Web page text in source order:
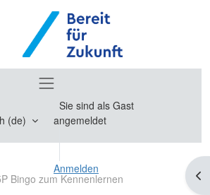
‎(de)‎
Sie sind als Gast
angemeldet
Anmelden
Bingo zum Kennenlernen